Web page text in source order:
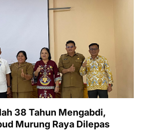
38 Tahun Mengabdi,
Murung Raya Dilepas